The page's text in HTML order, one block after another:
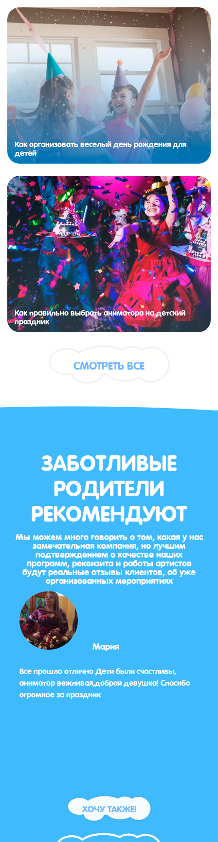
Как организовать веселый день рождения для
детей
Как правильно выбрать аниматора на детский
праздник
СМОТРЕТЬ ВСЕ
ЗАБОТЛИВЫЕ
РОДИТЕЛИ
РЕКОМЕНДУЮТ
Мы можем много говорить о том, какая у нас
замечательная компания, но лучшим
подтверждением о качестве наших
программ, реквизита и работы артистов
будут реальные отзывы клиентов, об уже
организованных мероприятиях
Мария
Все прошло отлично Дети были счастливы,
аниматор вежливая,добрая девушка! Спасибо
огромное за праздник
ХОЧУ ТАКЖЕ!